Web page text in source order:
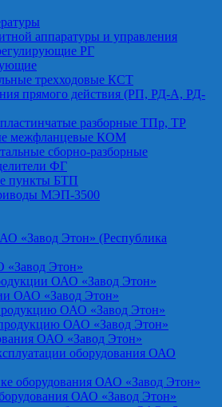
аппаратуры и управления
РГ
трехходовые КСТ
прямого действия (РП, РД-А, РД-
разборные ТПр, ТР
межфланцевые КОМ
сборно-разборные
ФГ
пункты БТП
МЭП-3500
«Завод Этон» (Республика
«Завод Этон»
ОАО «Завод Этон»
ОАО «Завод Этон»
ОАО «Завод Этон»
ОАО «Завод Этон»
ОАО «Завод Этон»
оборудования ОАО
оборудования ОАО «Завод Этон»
ОАО «Завод Этон»